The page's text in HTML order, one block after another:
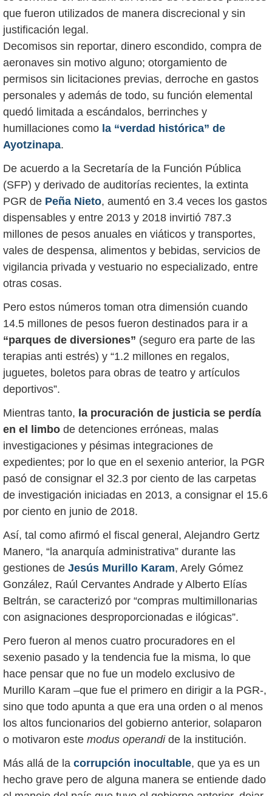
que fueron utilizados de manera discrecional y sin
justificación legal.
Decomisos sin reportar, dinero escondido, compra de
aeronaves sin motivo alguno; otorgamiento de
permisos sin licitaciones previas, derroche en gastos
personales y además de todo, su función elemental
quedó limitada a escándalos, berrinches y
humillaciones como la “verdad histórica” de
Ayotzinapa.
De acuerdo a la Secretaría de la Función Pública
(SFP) y derivado de auditorías recientes, la extinta
PGR de Peña Nieto, aumentó en 3.4 veces los gastos
dispensables y entre 2013 y 2018 invirtió 787.3
millones de pesos anuales en viáticos y transportes,
vales de despensa, alimentos y bebidas, servicios de
vigilancia privada y vestuario no especializado, entre
otras cosas.
Pero estos números toman otra dimensión cuando
14.5 millones de pesos fueron destinados para ir a
“parques de diversiones” (seguro era parte de las
terapias anti estrés) y “1.2 millones en regalos,
juguetes, boletos para obras de teatro y artículos
deportivos”.
Mientras tanto, la procuración de justicia se perdía
en el limbo de detenciones erróneas, malas
investigaciones y pésimas integraciones de
expedientes; por lo que en el sexenio anterior, la PGR
pasó de consignar el 32.3 por ciento de las carpetas
de investigación iniciadas en 2013, a consignar el 15.6
por ciento en junio de 2018.
Así, tal como afirmó el fiscal general, Alejandro Gertz
Manero, “la anarquía administrativa” durante las
gestiones de Jesús Murillo Karam, Arely Gómez
González, Raúl Cervantes Andrade y Alberto Elías
Beltrán, se caracterizó por “compras multimillonarias
con asignaciones desproporcionadas e ilógicas”.
Pero fueron al menos cuatro procuradores en el
sexenio pasado y la tendencia fue la misma, lo que
hace pensar que no fue un modelo exclusivo de
Murillo Karam –que fue el primero en dirigir a la PGR-,
sino que todo apunta a que era una orden o al menos
los altos funcionarios del gobierno anterior, solaparon
o motivaron este modus operandide la institución.
Más allá de la corrupción inocultable, que ya es un
hecho grave pero de alguna manera se entiende dado